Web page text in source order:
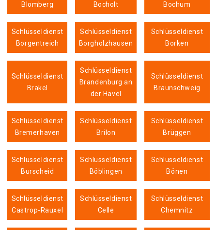
Blomberg
Bocholt
Bochum
Schlüsseldienst
Borgentreich
Schlüsseldienst
Borgholzhausen
Schlüsseldienst
Borken
Schlüsseldienst
Brakel
Schlüsseldienst
Brandenburg an
der Havel
Schlüsseldienst
Braunschweig
Schlüsseldienst
Bremerhaven
Schlüsseldienst
Brilon
Schlüsseldienst
Brüggen
Schlüsseldienst
Burscheid
Schlüsseldienst
Böblingen
Schlüsseldienst
Bönen
Schlüsseldienst
Castrop-Rauxel
Schlüsseldienst
Celle
Schlüsseldienst
Chemnitz